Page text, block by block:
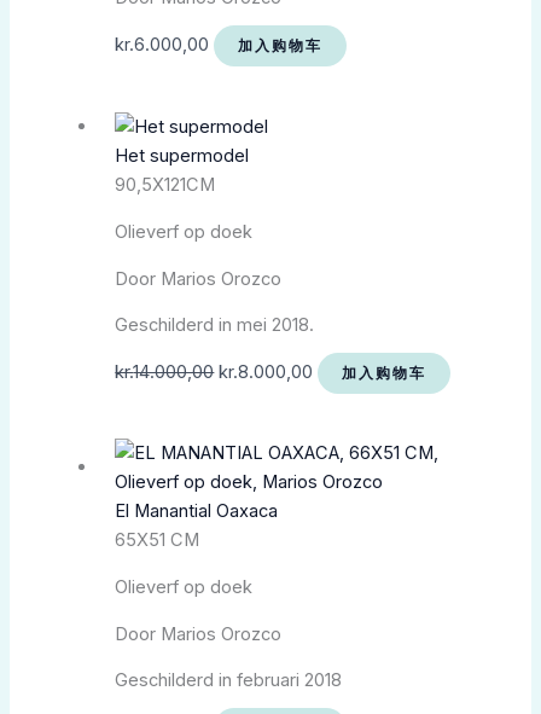
kr.6.000,00 加入购物车
Het supermodel
90,5X121CM
Olieverf op doek
Door Marios Orozco
Geschilderd in mei 2018.
kr.14.000,00 kr.8.000,00 加入购物车
El Manantial Oaxaca
65X51 CM
Olieverf op doek
Door Marios Orozco
Geschilderd in februari 2018